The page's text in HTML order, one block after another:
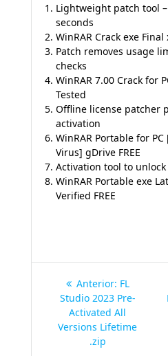
Lightweight patch tool
seconds
WinRAR Crack exe
Patch removes usage
checks
WinRAR 7.00 Crack for
Tested
Offline license patcher
activation
WinRAR Portable for
Virus] gDrive FREE
Activation tool to
WinRAR Portable exe
Verified FREE
Navegação
Post
Anterior: Post
anterior:
FL
Studio 2023 Pre-
Activated All
Versions Lifetime
.zip